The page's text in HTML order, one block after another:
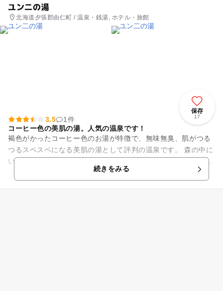
ユン二の湯
北海道夕張郡由仁町 / 温泉・銭湯, ホテル・旅館
保存
17
3.5
1件
コーヒー色の美肌の湯。人気の温泉です！
褐色がかったコーヒー色のお湯が特徴で、無味無臭、肌がつる
つるスベスベになる美肌の湯として評判の温泉です。 森の中に
いるような露天風呂や、週替わりのハーブ湯も人気。 館内はき
続きをみる